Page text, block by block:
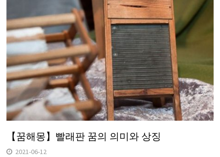
【꿈해몽】빨래판 꿈의 의미와 상징
2021-06-12